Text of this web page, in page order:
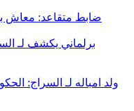
ضابط متقاعد: معاش بعض الجنود
برلماني يكشف لـ
ولد امباله لـ السراج: